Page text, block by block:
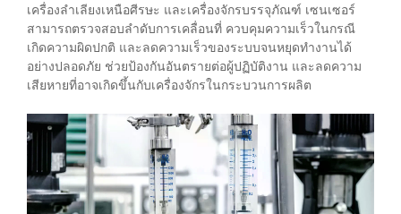
เครื่องลำเลียงเหนือศีรษะ และเครื่องจักรบรรจุภัณฑ์ เซนเซอร์
สามารถตรวจสอบลำดับการเคลื่อนที่ ควบคุมความเร็วในกรณี
เกิดความผิดปกติ และลดความเร็วของระบบจนหยุดทำงานได้
อย่างปลอดภัย ช่วยป้องกันอันตรายต่อผู้ปฏิบัติงาน และลดความ
เสียหายที่อาจเกิดขึ้นกับเครื่องจักรในกระบวนการผลิต